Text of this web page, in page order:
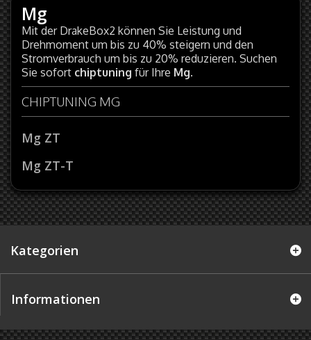
Mg
Mit der DrakeBox2 können Sie Leistung und
Drehmoment um bis zu 40% steigern und den
Stromverbrauch um bis zu 20% reduzieren. Suchen
Sie sofort chiptuning für Ihre Mg.
CHIPTUNING MG
Mg ZT
Mg ZT-T
Kategorien
Informationen